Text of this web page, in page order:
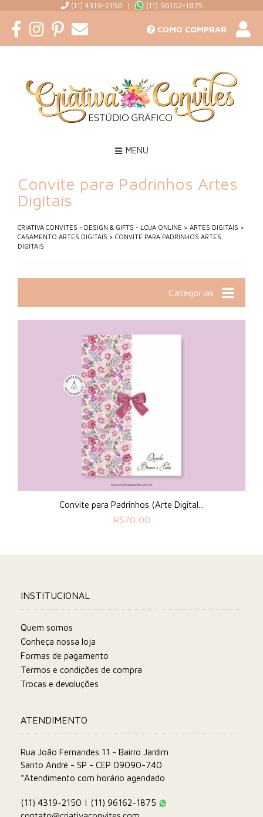
(11) 4319-2150 | (11) 96162-1875
COMO COMPRAR
MENU
Convite para Padrinhos Artes
Digitais
CRIATIVA CONVITES - DESIGN & GIFTS - LOJA ONLINE > ARTES DIGITAIS >
CASAMENTO ARTES DIGITAIS > CONVITE PARA PADRINHOS ARTES
DIGITAIS
Categorias
Convite para Padrinhos (Arte Digital...
R$70,00
INSTITUCIONAL
Quem somos
Conheça nossa loja
Formas de pagamento
Termos e condições de compra
Trocas e devoluções
ATENDIMENTO
Rua João Fernandes 11 - Bairro Jardim
Santo André - SP - CEP 09090-740
*Atendimento com horário agendado
(11) 4319-2150 | (11) 96162-1875